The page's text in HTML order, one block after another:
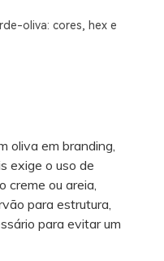
oliva: cores, hex e
oliva em branding,
exige o uso de
creme ou areia,
para estrutura,
para evitar um